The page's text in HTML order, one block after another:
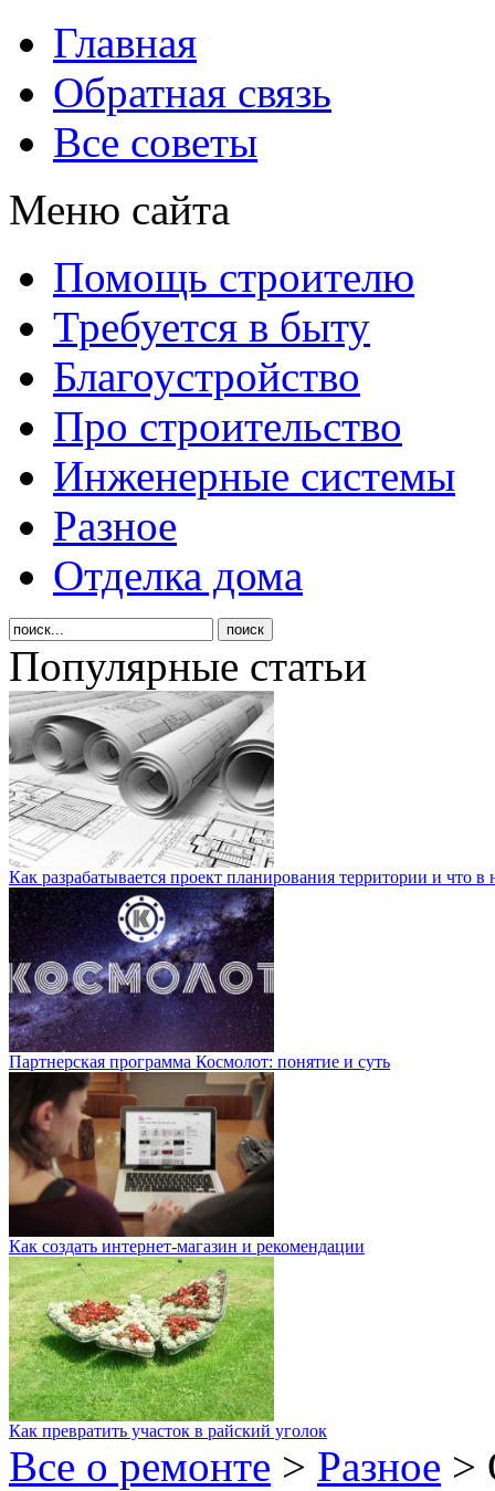
Главная
Обратная связь
Все советы
Меню сайта
Помощь строителю
Требуется в быту
Благоустройство
Про строительство
Инженерные системы
Разное
Отделка дома
Популярные статьи
Как разрабатывается проект планирования территории и что в
Партнерская программа Космолот: понятие и суть
Как создать интернет-магазин и рекомендации
Как превратить участок в райский уголок
Все о ремонте > Разное >